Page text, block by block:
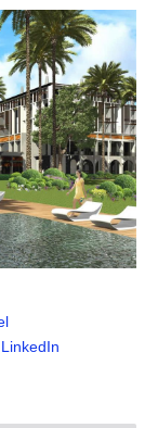
LinkedIn